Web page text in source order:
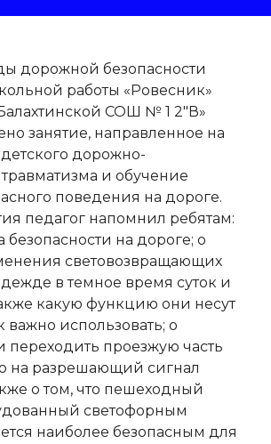
дорожной безопасности
работы «Ровесник»
СОШ № 1 2″В»
занятие, направленное на
дорожно-
и обучение
поведения на дороге.
педагог напомнил ребятам:
на дороге; о
световозвращающих
в темное время суток и
какую функцию они несут
важно использовать; о
переходить проезжую часть
на разрешающий сигнал
о том, что пешеходный
светофорным
наиболее безопасным для